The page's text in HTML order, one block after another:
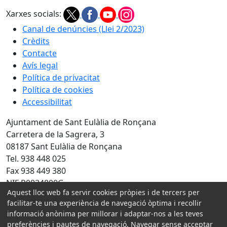
Xarxes socials:
Canal de denúncies (Llei 2/2023)
Crèdits
Contacte
Avís legal
Política de privacitat
Política de cookies
Accessibilitat
Ajuntament de Sant Eulàlia de Ronçana
Carretera de la Sagrera, 3
08187 Sant Eulàlia de Ronçana
Tel. 938 448 025
Fax 938 449 380
NIF P0824800G
Amb la col·laboració de:
Aquest lloc web fa servir cookies pròpies i de tercers per
facilitar-te una experiència de navegació òptima i recollir
informació anònima per millorar i adaptar-nos a les teves
preferències i pautes de navegació. Navegar sense acceptar